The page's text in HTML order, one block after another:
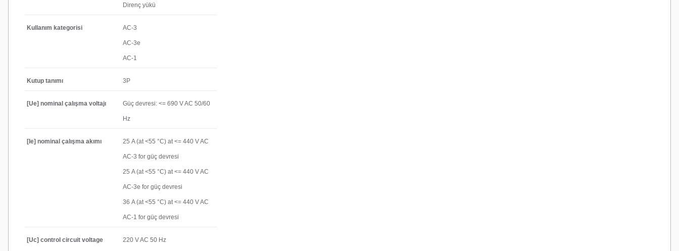
Direnç yükü
Kullanım kategorisi AC-3
AC-3e
AC-1
Kutup tanımı 3P
[Ue] nominal çalışma voltajı Güç devresi: <= 690 V AC 50/60
Hz
[Ie] nominal çalışma akımı 25 A (at <55 °C) at <= 440 V AC
AC-3 for güç devresi
25 A (at <55 °C) at <= 440 V AC
AC-3e for güç devresi
36 A (at <55 °C) at <= 440 V AC
AC-1 for güç devresi
[Uc] control circuit voltage 220 V AC 50 Hz